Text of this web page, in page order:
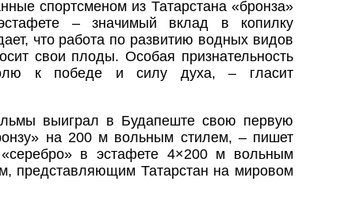
спортсменом из Татарстана «бронза»
– значимый вклад в копилку
что работа по развитию водных видов
свои плоды. Особая признательность
к победе и силу духа, – гласит
выиграл в Будапеште свою первую
на 200 м вольным стилем, – пишет
в эстафете 4×200 м вольным
представляющим Татарстан на мировом